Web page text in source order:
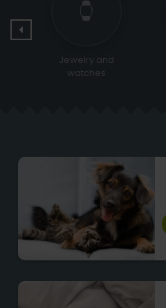
Religious &
Ceremonial